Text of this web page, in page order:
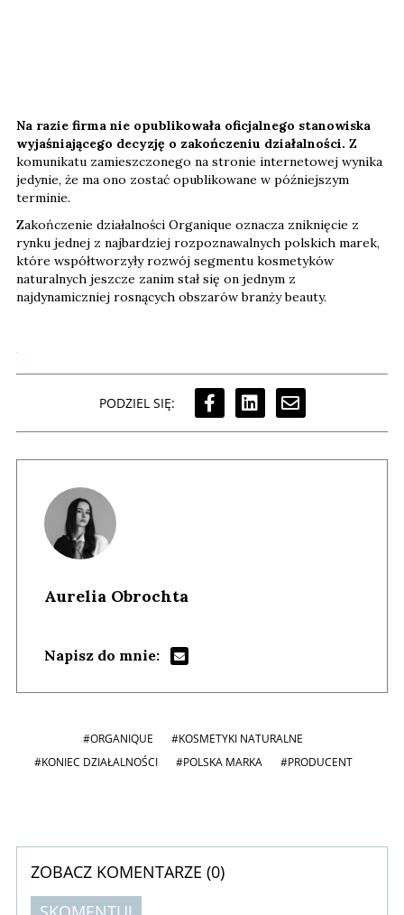
Na razie firma nie opublikowała oficjalnego stanowiska
wyjaśniającego decyzję o zakończeniu działalności. Z
komunikatu zamieszczonego na stronie internetowej wynika
jedynie, że ma ono zostać opublikowane w późniejszym
terminie.
Zakończenie działalności Organique oznacza zniknięcie z
rynku jednej z najbardziej rozpoznawalnych polskich marek,
które współtworzyły rozwój segmentu kosmetyków
naturalnych jeszcze zanim stał się on jednym z
najdynamiczniej rosnących obszarów branży beauty.
PODZIEL SIĘ:
Aurelia Obrochta
Napisz do mnie:
#ORGANIQUE
#KOSMETYKI NATURALNE
#KONIEC DZIAŁALNOŚCI
#POLSKA MARKA #PRODUCENT
ZOBACZ KOMENTARZE (0)